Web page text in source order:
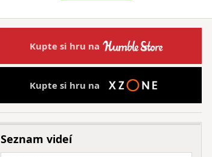
Kupte si hru na
Kupte si hru na
Seznam videí